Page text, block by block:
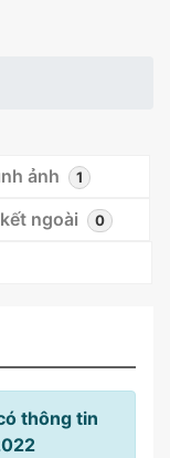
ảnh 1
ngoài 0
thông tin